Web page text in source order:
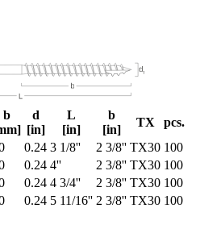
b
d
[in]
L
[in]
b
[in]
TX
pcs.
0.24 3 1/8'' 2 3/8'' TX30 100
0.24 4'' 2 3/8'' TX30 100
0.24 4 3/4'' 2 3/8'' TX30 100
0.24 5 11/16'' 2 3/8'' TX30 100